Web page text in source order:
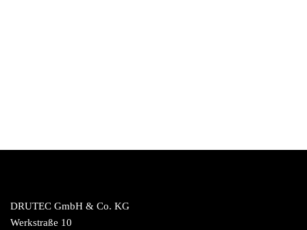
DRUTEC GmbH & Co. KG
Werkstraße 10